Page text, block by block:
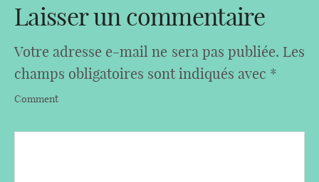
Laisser un commentaire
Votre adresse e-mail ne sera pas publiée. Les
champs obligatoires sont indiqués avec *
Comment